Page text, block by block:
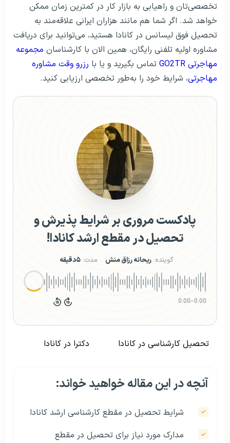
تخصصی‌تان و راهیابی به بازار کار در کمترین زمان ممکن
خواهد شد. اگر شما هم مانند هزاران ایرانی علاقه‌مند به
تحصیل فوق لیسانس در کانادا هستید، می‌توانید برای دریافت
مشاوره اولیه تلفنی رایگان، همین الان با کارشناسان مجموعه
مهاجرتی GO2TR
تماس بگیرید و یا با رزرو وقت مشاوره
مهاجرتی، شرایط خود را به‌طور تخصصی ارزیابی کنید.
پادکست مروری بر شرایط پذیرش و
تحصیل در مقطع ارشد کانادا!
گوینده:ریحانه رزاق منش مدت:۵دقیقه
0:00
–
0:00
تحصیل کارشناسی در کانادا دکترا در کانادا
آنچه در این مقاله خواهید خواند:
شرایط تحصیل در مقطع کارشناسی ارشد کانادا
مدارک مورد نیاز برای تحصیل در مقطع